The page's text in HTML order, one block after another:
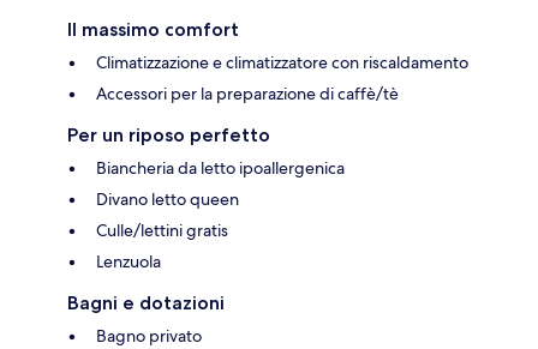
Il massimo comfort
Climatizzazione e climatizzatore con riscaldamento
Accessori per la preparazione di caffè/tè
Per un riposo perfetto
Biancheria da letto ipoallergenica
Divano letto queen
Culle/lettini gratis
Lenzuola
Bagni e dotazioni
Bagno privato